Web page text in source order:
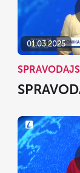
01.03.2025